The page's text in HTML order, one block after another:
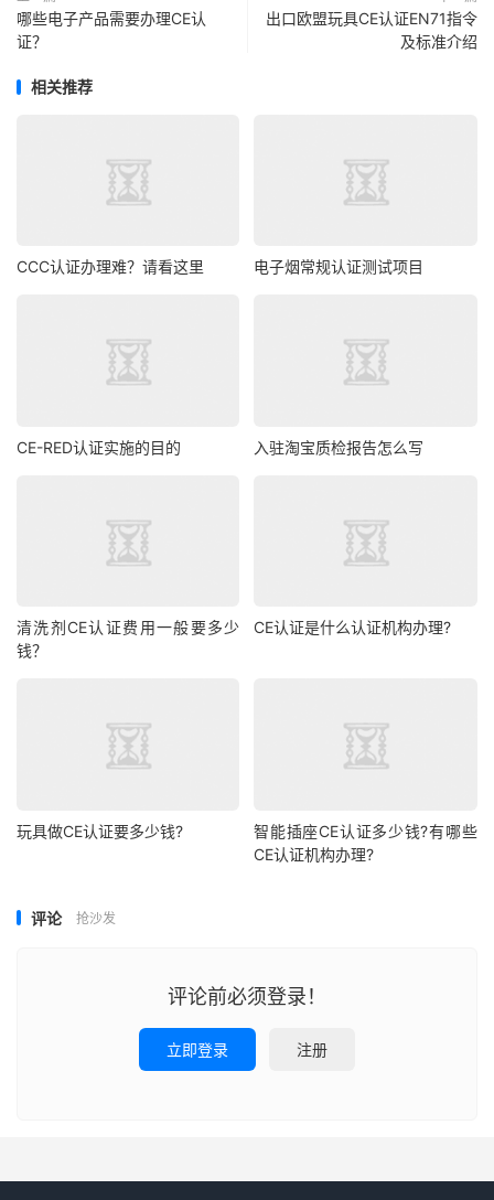
哪些电子产品需要办理CE认
证？
出口欧盟玩具CE认证EN71指令
及标准介绍
相关推荐
CCC认证办理难？请看这里 电子烟常规认证测试项目
CE-RED认证实施的目的 入驻淘宝质检报告怎么写
清洗剂CE认证费用一般要多少
钱？
CE认证是什么认证机构办理?
玩具做CE认证要多少钱?
智能插座CE认证多少钱?有哪些
CE认证机构办理?
评论 抢沙发
评论前必须登录！
立即登录 注册